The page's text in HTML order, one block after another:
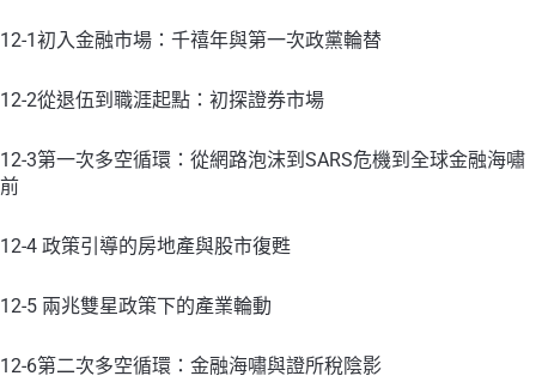
12-1初入金融市場：千禧年與第一次政黨輪替
12-2從退伍到職涯起點：初探證券市場
12-3第一次多空循環：從網路泡沫到SARS危機到全球金融海嘯
前
12-4 政策引導的房地產與股市復甦
12-5 兩兆雙星政策下的產業輪動
12-6第二次多空循環：金融海嘯與證所稅陰影